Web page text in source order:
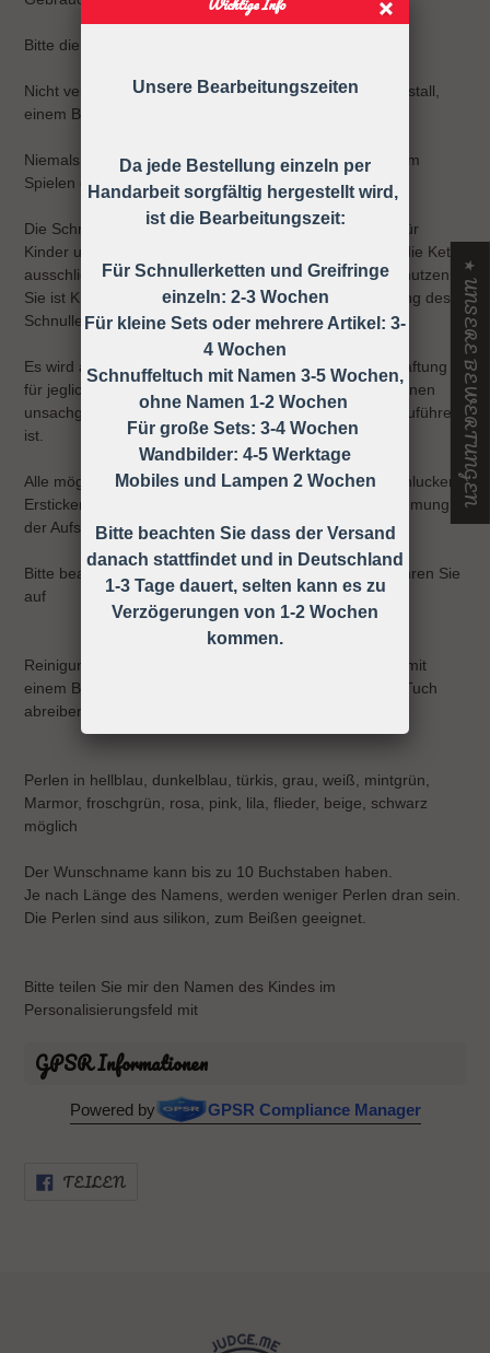
Bitte die Schnullerkette nur an der Kleidung befestigen!
Nicht verwenden, wenn der Säugling sich in einem Laufstall,
einem Bett oder einer Wiege befindet
Niemals die Schnullerkette dem Kind ohne Schnuller zum
Spielen geben.
Die Schnullerkette darf nicht unbefestigt als Spielzeug für
Kinder unter 36 Monaten verwendet werden, daher ist die Kette
ausschließlich unter Aufsicht eines Erwachsenen zu benutzen!
Sie ist KEIN Spielzeug, sondern dient nur zur Befestigung des
Schnullers an der Kleidung.
Es wird ausdrücklich darauf hingewiesen, dass keine Haftung
für jegliche Art von Risiken übernommen wird, die auf einen
unsachgemäßen Gebrauch der Schnullerkette zurück zuführen
ist.
Alle möglichen Unfälle und Verletzungen wie z.B. Verschlucken,
Ersticken, Strangulieren ect. können durch die Wahrnehmung
der Aufsichtspflicht vermieden werden!
Bitte beachten Sie die Gebrauchsanweisung und bewahren Sie
auf
Reinigung: Sie können die Schnullerkette ganz einfach mit
einem Baby-Feuchttuch oder einem anderen feuchten Tuch
abreiben.
Perlen in hellblau, dunkelblau, türkis, grau, weiß, mintgrün,
Marmor, froschgrün, rosa, pink, lila, flieder, beige, schwarz
möglich
Der Wunschname kann bis zu 10 Buchstaben haben.
Je nach Länge des Namens, werden weniger Perlen dran sein.
Die Perlen sind aus silikon, zum Beißen geeignet.
Bitte teilen Sie mir den Namen des Kindes im
Personalisierungsfeld mit
GPSR Informationen
Powered by GPSR Compliance Manager
TEILENFACEBOOK
★ UNSERE BEWERTUNGEN
Unsere Bearbeitungszeiten
Da jede Bestellung einzeln per
Handarbeit sorgfältig hergestellt wird,
ist die Bearbeitungszeit:
Für Schnullerketten und Greifringe
einzeln: 2-3 Wochen
Für kleine Sets oder mehrere Artikel: 3-
4 Wochen
Schnuffeltuch mit Namen 3-5 Wochen,
ohne Namen 1-2 Wochen
Für große Sets: 3-4 Wochen
Wandbilder: 4-5 Werktage
Mobiles und Lampen 2 Wochen
Bitte beachten Sie dass der Versand
danach stattfindet und in Deutschland
1-3 Tage dauert, selten kann es zu
Verzögerungen von 1-2 Wochen
kommen.